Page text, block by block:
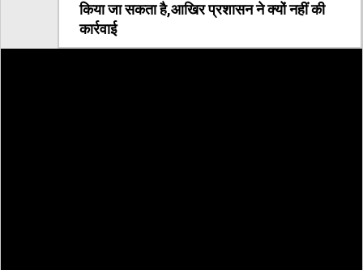
किया जा सकता है,आखिर प्रशासन ने क्यों नहीं की
कार्रवाई